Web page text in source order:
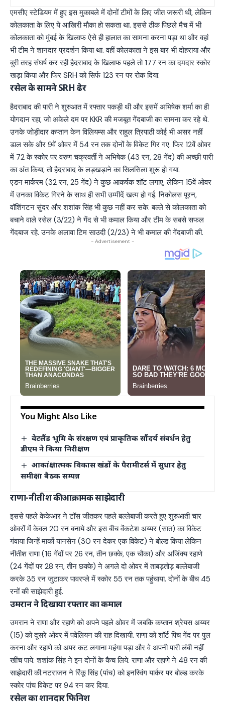
एमसीए स्टेडियम में हुए इस मुकाबले में दोनों टीमों के लिए जीत जरूरी थी, लेकिन
कोलकाता के लिए ये आखिरी मौका हो सकता था. इससे ठीक पिछले मैच में भी
कोलकाता को मुंबई के खिलाफ ऐसे ही हालात का सामना करना पड़ा था और वहां
भी टीम ने शानदार प्रदर्शन किया था. वहीं कोलकाता ने इस बार भी दोहराया और
बुरी तरह संघर्ष कर रही हैदराबाद के खिलाफ पहले तो 177 रन का दमदार स्कोर
खड़ा किया और फिर SRH को सिर्फ 123 रन पर रोक दिया.
रसेल के सामने SRH ढेर
हैदराबाद की पारी ने शुरुआत में रफ्तार पकड़ी थी और इसमें अभिषेक शर्मा का ही
योगदान रहा, जो अकेले दम पर KKR की मजबूत गेंदबाजी का सामना कर रहे थे.
उनके जोड़ीदार कप्तान केन विलियम्स और राहुल त्रिपाठी कोई भी असर नहीं
डाल सके और 9वें ओवर में 54 रन तक दोनों के विकेट गिर गए. फिर 12वें ओवर
में 72 के स्कोर पर वरुण चक्रवर्ती ने अभिषेक (43 रन, 28 गेंद) की अच्छी पारी
का अंत किया, तो हैदराबाद के लड़खड़ाने का सिलसिला शुरू हो गया.
एडन मार्करम (32 रन, 25 गेंद) ने कुछ आकर्षक शॉट लगाए, लेकिन 15वें ओवर
में उनका विकेट गिरने के साथ ही सभी उम्मीदें खत्म हो गईं. निकोलस पूरन,
वॉशिंगटन सुंदर और शशांक सिंह भी कुछ नहीं कर सके. बल्ले से कोलकाता को
बचाने वाले रसेल (3/22) ने गेंद से भी कमाल किया और टीम के सबसे सफल
गेंदबाज रहे. उनके अलावा टिम साउदी (2/23) ने भी कमाल की गेंदबाजी की.
- Advertisement -
You Might Also Like
वेटलैंड भूमि के संरक्षण एवं प्राकृतिक सौंदर्य संवर्धन हेतु
डीएम ने किया निरीक्षण
आकांक्षात्मक विकास खंडों के पैरामीटर्स में सुधार हेतु
समीक्षा बैठक सम्पन्न
राणा-नीतीश की आक्रामक साझेदारी
इससे पहले केकेआर ने टॉस जीतकर पहले बल्लेबाजी करते हुए शुरुआती चार
ओवरों में केवल 20 रन बनाये और इस बीच वेंकटेश अय्यर (सात) का विकेट
गंवाया जिन्हें मार्को यानसेन (30 रन देकर एक विकेट) ने बोल्ड किया लेकिन
नीतीश राणा (16 गेंदों पर 26 रन, तीन छक्के, एक चौका) और अजिंक्य रहाणे
(24 गेंदों पर 28 रन, तीन छक्के) ने अगले दो ओवर में ताबड़तोड़ बल्लेबाजी
करके 35 रन जुटाकर पावरप्ले में स्कोर 55 रन तक पहुंचाया. दोनों के बीच 45
रनों की साझेदारी हुई.
उमरान ने दिखाया रफ्तार का कमाल
उमरान ने राणा और रहाणे को अपने पहले ओवर में जबकि कप्तान श्रेयस अय्यर
(15) को दूसरे ओवर में पवेलियन की राह दिखायी. राणा को शॉर्ट पिच गेंद पर पुल
करना और रहाणे को अपर कट लगाना महंगा पड़ा और वे अपनी पारी लंबी नहीं
खींच पाये. शशांक सिंह ने इन दोनों के कैच लिये. राणा और रहाणे ने 48 रन की
साझेदारी की.नटराजन ने रिंकू सिंह (पांच) को इनस्विंग यार्कर पर बोल्ड करके
स्कोर पांच विकेट पर 94 रन कर दिया.
रसेल का शानदार फिनिश